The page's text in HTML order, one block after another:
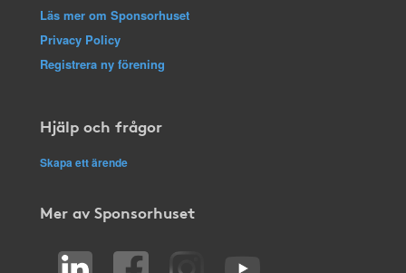
Läs mer om Sponsorhuset
Privacy Policy
Registrera ny förening
Hjälp och frågor
Skapa ett ärende
Mer av Sponsorhuset